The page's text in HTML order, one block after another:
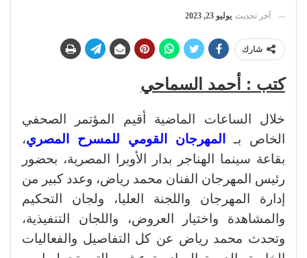
آخر تحديث يوليو 23, 2023
شارك
كتب : أحمد السماحي
خلال الساعات الماضية أقيم المؤتمر الصحفي
الخاص بـ
المهرجان القومي للمسرح المصري،
بقاعة سينما الهناجر بدار الأوبرا المصرية، بحضور
رئيس المهرجان الفنان محمد رياض، وعدد كبير من
إدارة المهرجان واللجنة العليا، ولجان التحكيم
والمشاهدة واختيار العروض، واللجان التنفيذية،
وتحدث محمد رياض عن كل التفاصيل والفعاليات